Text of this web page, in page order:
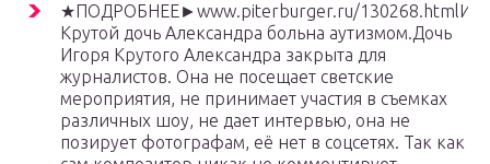
★ПОДРОБНЕЕ►www.piterburger.ru/
Крутой дочь Александра больна аутизмом.Дочь
Игоря Крутого Александра закрыта для
журналистов. Она не посещает светские
мероприятия, не принимает участия в съемках
различных шоу, не дает интервью, она не
позирует фотографам, её нет в соцсетях. Так как